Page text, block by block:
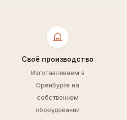
Своё производство
Изготавливаем в
Оренбурге на
собственном
оборудовании